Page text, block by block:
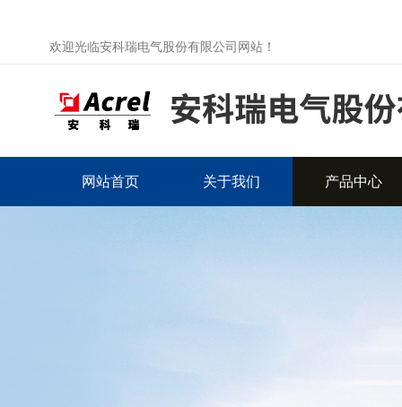
欢迎光临安科瑞电气股份有限公司网站！
网站首页 关于我们 产品中心